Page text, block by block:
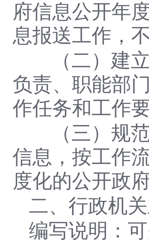
府信息公开年
息报送工作，
（二）建立
负责、职能部
作任务和工作
（三）规范
信息，按工作
度化的公开政
二、行政机
编写说明：